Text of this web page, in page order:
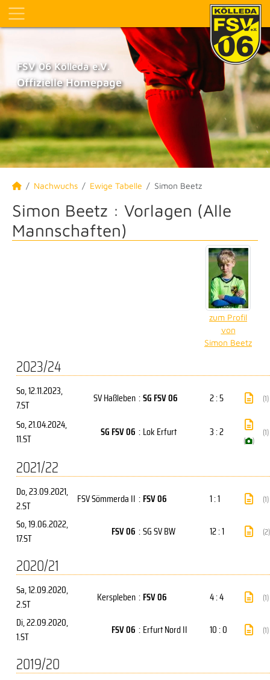
FSV 06 Kölleda e.V.
Offizielle Homepage
Nachwuchs Ewige Tabelle Simon Beetz
Simon Beetz : Vorlagen (Alle
Mannschaften)
zum Profil
von
Simon Beetz
2023/24
So, 12.11.2023,
7.ST
SV Haßleben :SG FSV 06 2 : 5 (1)
So, 21.04.2024,
11.ST
SG FSV 06 : Lok Erfurt 3 : 2
( )
(1)
2021/22
Do, 23.09.2021,
2.ST
FSV Sömmerda II : FSV 06 1 : 1 (1)
So, 19.06.2022,
17.ST
FSV 06 :SG SV BW 12 : 1 (2)
2020/21
Sa, 12.09.2020,
2.ST
Kerspleben : FSV 06 4 : 4 (1)
Di, 22.09.2020,
1.ST
FSV 06 : Erfurt Nord II 10 : 0 (1)
2019/20